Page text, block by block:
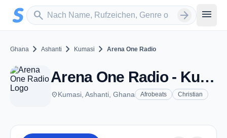
Zum Hauptinhalt springen
search
Sender suchen arrow_forward menu
Ghana chevron_right Ashanti chevron_right Kumasi chevron_right Arena One Radio
Arena One Radio - Kumasi
placeKumasi, Ashanti, Ghana Afrobeats Christian